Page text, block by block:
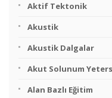
Aktif Tektonik
Akustik
Akustik Dalgalar
Akut Solunum
Alan Bazlı Eğitim